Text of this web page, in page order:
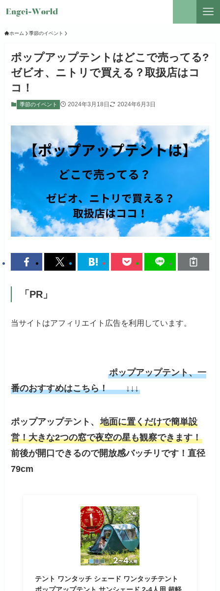
ホーム 季節のイベント
ポップアップテントはどこで売ってる?
ゼビオ、ニトリで買える？取扱店はコ
コ！
季節のイベント 2024年3月18日 2024年6月3日
「PR」
当サイトはアフィリエイト広告を利用しています。
ポップアップテント、一
番のおすすめはこちら！ ↓↓↓
ポップアップテント、地面に置くだけで簡単設
営！大きな2つの窓で夜空の星も観察できます！
前後が開口できるので開放感バッチリです！直径
79cm
テント ワンタッチ シェード ワンタッチテント
ポップアップテント サンシェード 2-4人用 超軽